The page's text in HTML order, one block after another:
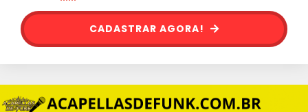
CADASTRAR AGORA!